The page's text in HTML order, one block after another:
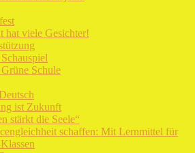
hat viele Gesichter!
Schule
ist Zukunft
stärkt die Seele“
schaffen: Mit Lernmittel für